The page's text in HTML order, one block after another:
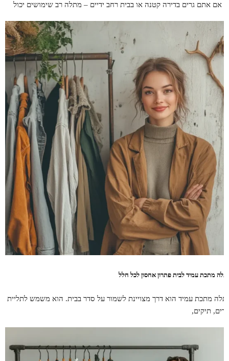
אם אתם גרים בדירה קטנה או בבית רחב ידיים – מתלה רב שימושים יכול
מתכת עמיד לבית פתרון אחסון לכל חלל
מתכת עמיד הוא דרך מצויינת לשמור על סדר בבית. הוא משמש לתליית
תיקים,